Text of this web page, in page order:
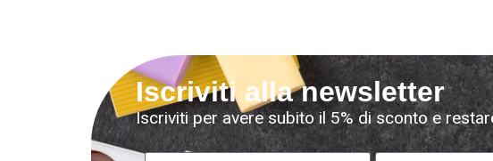
Iscriviti alla newsletter
Iscriviti per avere subito il 5% di sconto e